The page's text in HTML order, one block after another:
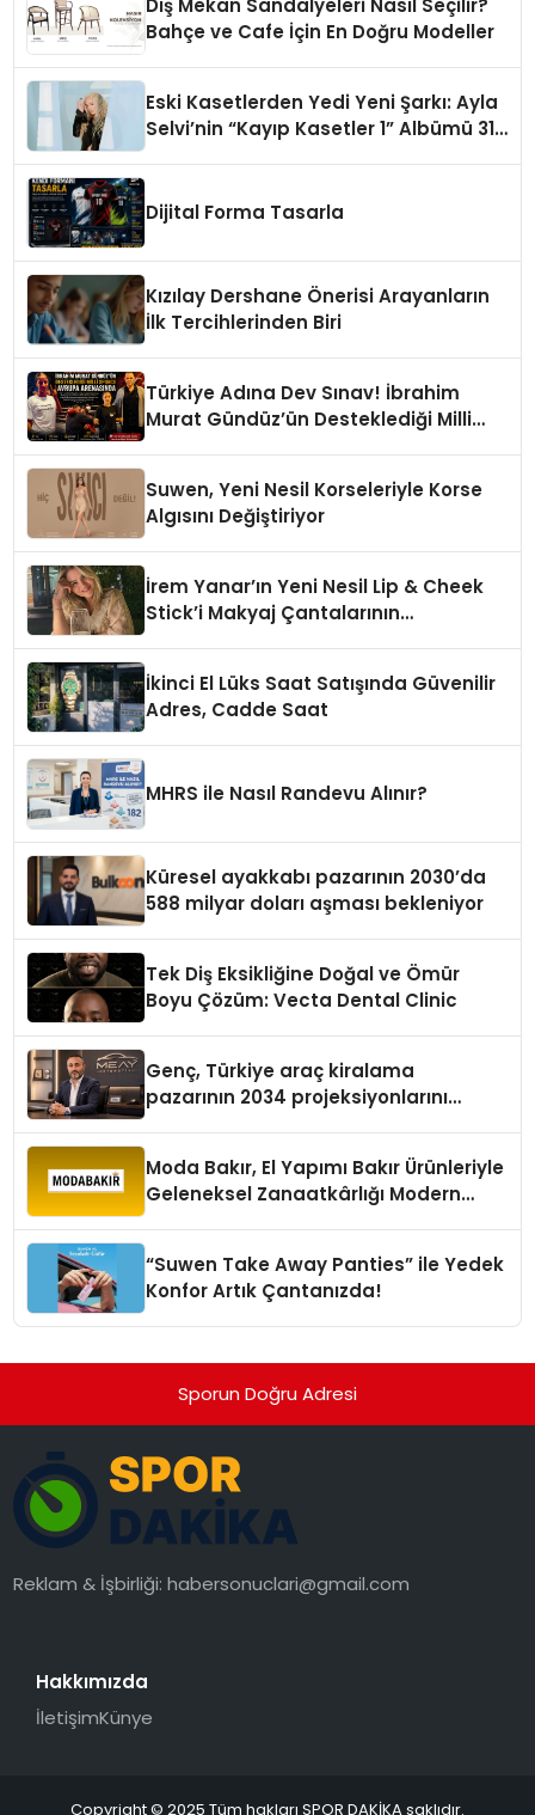
Dış Mekan Sandalyeleri Nasıl Seçilir?
Bahçe ve Cafe İçin En Doğru Modeller
Eski Kasetlerden Yedi Yeni Şarkı: Ayla
Selvi’nin “Kayıp Kasetler 1” Albümü 31
Dijital Forma Tasarla
Kızılay Dershane Önerisi Arayanların
İlk Tercihlerinden Biri
Türkiye Adına Dev Sınav! İbrahim
Murat Gündüz’ün Desteklediği Milli
Suwen, Yeni Nesil Korseleriyle Korse
Algısını Değiştiriyor
İrem Yanar’ın Yeni Nesil Lip & Cheek
Stick’i Makyaj Çantalarının
İkinci El Lüks Saat Satışında Güvenilir
Adres, Cadde Saat
MHRS ile Nasıl Randevu Alınır?
Küresel ayakkabı pazarının 2030’da
588 milyar doları aşması bekleniyor
Tek Diş Eksikliğine Doğal ve Ömür
Boyu Çözüm: Vecta Dental Clinic
Genç, Türkiye araç kiralama
pazarının 2034 projeksiyonlarını
Moda Bakır, El Yapımı Bakır Ürünleriyle
Geleneksel Zanaatkârlığı Modern
“Suwen Take Away Panties” ile Yedek
Konfor Artık Çantanızda!
Sporun Doğru Adresi
Reklam & İşbirliği:habersonuclari@gmail.com
Hakkımızda
İletişimKünye
Copyright © 2025 Tüm hakları SPOR DAKİKA saklıdır.